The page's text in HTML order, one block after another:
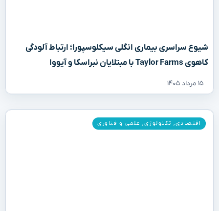
شیوع سراسری بیماری انگلی سیکلوسپورا؛ ارتباط آلودگی
کاهوی Taylor Farms با مبتلایان نبراسکا و آیووا
۱۵ مرداد ۱۴۰۵
اقتصادی, تکنولوژی, علمی و فناوری